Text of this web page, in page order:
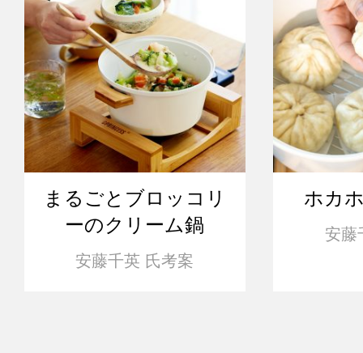
まるごとブロッコリ
ーのクリーム鍋
安藤千英 氏考案
ホカ
安藤